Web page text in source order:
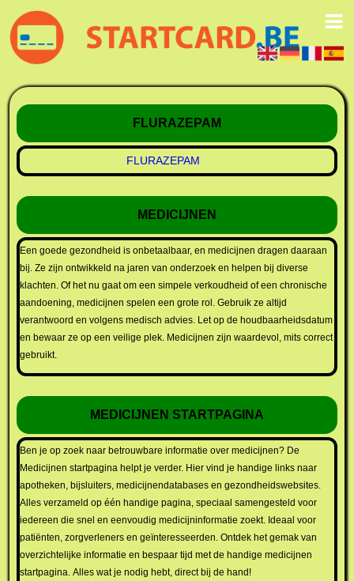
FLURAZEPAM
FLURAZEPAM
MEDICIJNEN
Een goede gezondheid is onbetaalbaar, en medicijnen dragen daaraan
bij. Ze zijn ontwikkeld na jaren van onderzoek en helpen bij diverse
klachten. Of het nu gaat om een simpele verkoudheid of een chronische
aandoening, medicijnen spelen een grote rol. Gebruik ze altijd
verantwoord en volgens medisch advies. Let op de houdbaarheidsdatum
en bewaar ze op een veilige plek. Medicijnen zijn waardevol, mits correct
gebruikt.
MEDICIJNEN STARTPAGINA
Ben je op zoek naar betrouwbare informatie over medicijnen? De
Medicijnen startpagina helpt je verder. Hier vind je handige links naar
apotheken, bijsluiters, medicijnendatabases en gezondheidswebsites.
Alles verzameld op één handige pagina, speciaal samengesteld voor
iedereen die snel en eenvoudig medicijninformatie zoekt. Ideaal voor
patiënten, zorgverleners en geïnteresseerden. Ontdek het gemak van
overzichtelijke informatie en bespaar tijd met de handige medicijnen
startpagina. Alles wat je nodig hebt, direct bij de hand!